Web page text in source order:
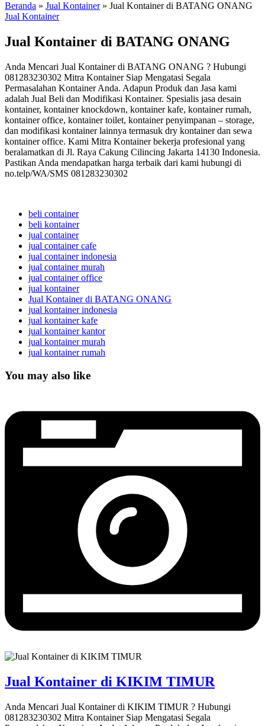
Beranda » Jual Kontainer » Jual Kontainer di BATANG ONANG
Jual Kontainer
Jual Kontainer di BATANG ONANG
Anda Mencari Jual Kontainer di BATANG ONANG ? Hubungi
081283230302 Mitra Kontainer Siap Mengatasi Segala
Permasalahan Kontainer Anda. Adapun Produk dan Jasa kami
adalah Jual Beli dan Modifikasi Kontainer. Spesialis jasa desain
kontainer, kontainer knockdown, kontainer kafe, kontainer rumah,
kontainer office, kontainer toilet, kontainer penyimpanan – storage,
dan modifikasi kontainer lainnya termasuk dry kontainer dan sewa
kontainer office. Kami Mitra Kontainer bekerja profesional yang
beralamatkan di Jl. Raya Cakung Cilincing Jakarta 14130 Indonesia.
Pastikan Anda mendapatkan harga terbaik dari kami hubungi di
no.telp/WA/SMS 081283230302
beli container
beli kontainer
jual container
jual container cafe
jual container indonesia
jual container murah
jual container office
jual kontainer
Jual Kontainer di BATANG ONANG
jual kontainer indonesia
jual kontainer kafe
jual kontainer kantor
jual kontainer murah
jual kontainer rumah
You may also like
Jual Kontainer di KIKIM TIMUR
Anda Mencari Jual Kontainer di KIKIM TIMUR ? Hubungi
081283230302 Mitra Kontainer Siap Mengatasi Segala